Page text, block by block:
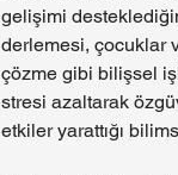
gelişimi
derlemesi, çocuklar
çözme gibi bilişsel
stresi azaltarak
etkiler yarattığı